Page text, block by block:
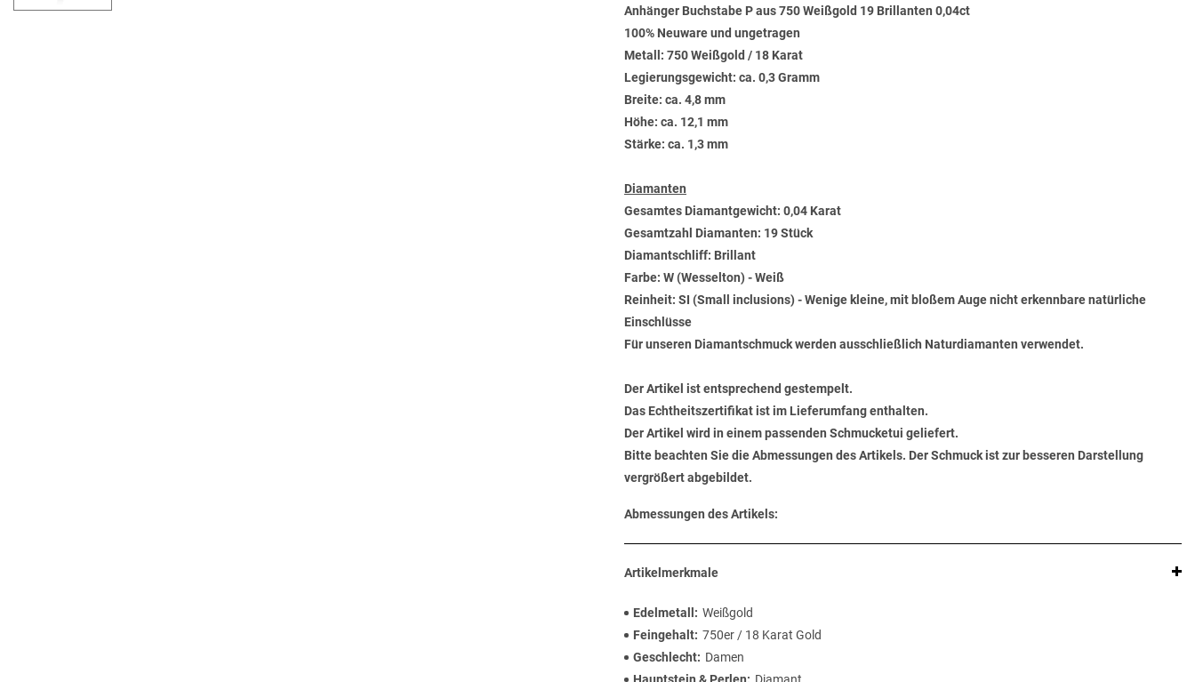
Anhänger Buchstabe P aus 750 Weißgold 19 Brillanten 0,04ct
100% Neuware und ungetragen
Metall: 750 Weißgold / 18 Karat
Legierungsgewicht: ca. 0,3 Gramm
Breite: ca. 4,8 mm
Höhe: ca. 12,1 mm
Stärke: ca. 1,3 mm
Diamanten
Gesamtes Diamantgewicht: 0,04 Karat
Gesamtzahl Diamanten: 19 Stück
Diamantschliff: Brillant
Farbe: W (Wesselton) - Weiß
Reinheit: SI (Small inclusions) - Wenige kleine, mit bloßem Auge nicht erkennbare natürliche
Einschlüsse
Für unseren Diamantschmuck werden ausschließlich Naturdiamanten verwendet.
Der Artikel ist entsprechend gestempelt.
Das Echtheitszertifikat ist im Lieferumfang enthalten.
Der Artikel wird in einem passenden Schmucketui geliefert.
Bitte beachten Sie die Abmessungen des Artikels. Der Schmuck ist zur besseren Darstellung
vergrößert abgebildet.
Abmessungen des Artikels:
Artikelmerkmale
Edelmetall
Weißgold
Feingehalt 750er / 18 Karat Gold
Geschlecht
Damen